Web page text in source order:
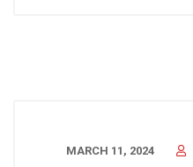
MARCH 11, 2024